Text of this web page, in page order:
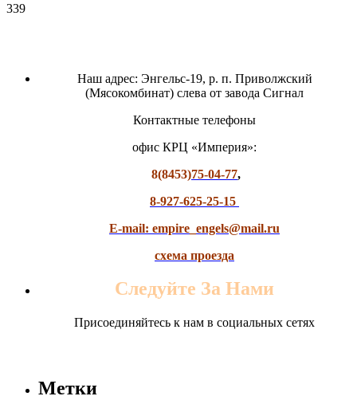
339
Наш адрес: Энгельс-19, р. п. Приволжский
(Мясокомбинат) слева от завода Сигнал
Контактные телефоны
офис КРЦ «Империя»:
8(8453)75-04-77,
8-927-625-25-15
E-mail: empire_engels@mail.ru
схема проезда
Следуйте За Нами
Присоединяйтесь к нам в социальных сетях
Метки